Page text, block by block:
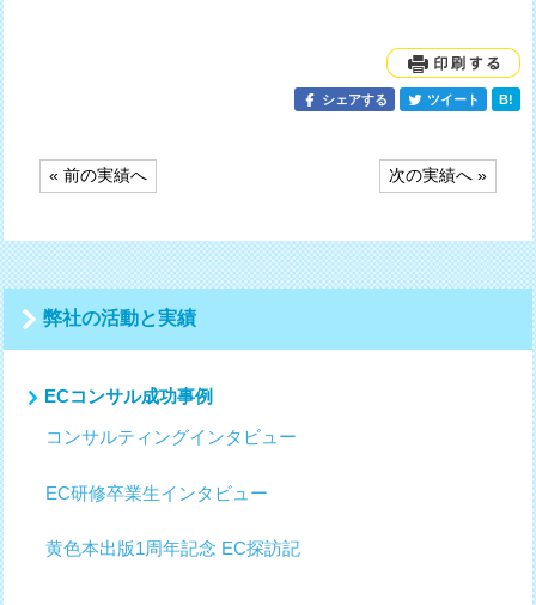
シェアする ツイート B!
投
稿
ナ
ビ
ゲ
ー
シ
ョ
ン
« 前の実績へ 次の実績へ »
弊社の活動と実績
ECコンサル成功事例
コンサルティングインタビュー
EC研修卒業生インタビュー
黄色本出版1周年記念 EC探訪記